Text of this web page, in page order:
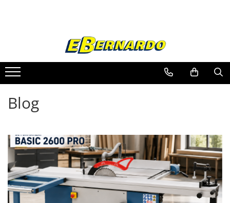
Prelucrare metal
Fierastraie pentru metal
Ferastraie mobile pentru metal
Fierastraie prelucrare metal
Ferastraie orizontale pentru metal
Dispozitive de sudare pentru panze
panglica
Ferastraie automate cu banda si
doua coloane
Ferastraie metal cu banda si taiere
dubla semiautomate
Blog